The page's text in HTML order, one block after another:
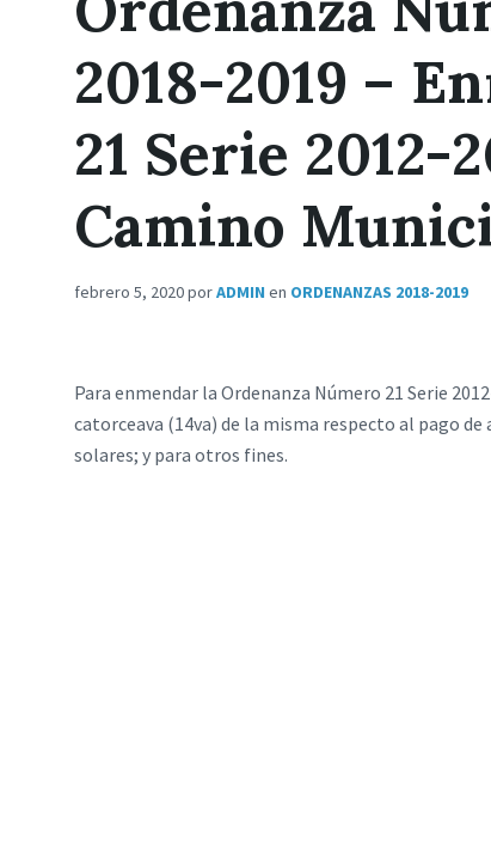
2018-2019 –
21 Serie 2012-
Camino
febrero 5, 2020porADMIN en ORDENANZAS 2018-2019
Para enmendar la Ordenanza Número 21 Serie
catorceava (14va) de la misma respecto al pago
solares; y para otros fines.